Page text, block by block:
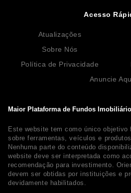
Maior Plataforma de Fundos
Este website tem como único objetivo
sobre ferramentas, veículos e
Nenhuma parte do conteúdo
website deve ser interpretada como
recomendação para investimento.
devem ser obtidas por instituições e
devidamente habilitados.
Acesso
Atualizações
Sobre Nós
Política de Privacidade
Anuncie